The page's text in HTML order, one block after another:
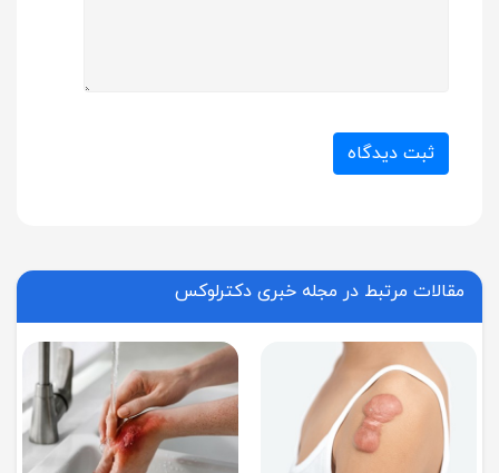
ثبت دیدگاه
مقالات مرتبط در مجله خبری دکترلوکس